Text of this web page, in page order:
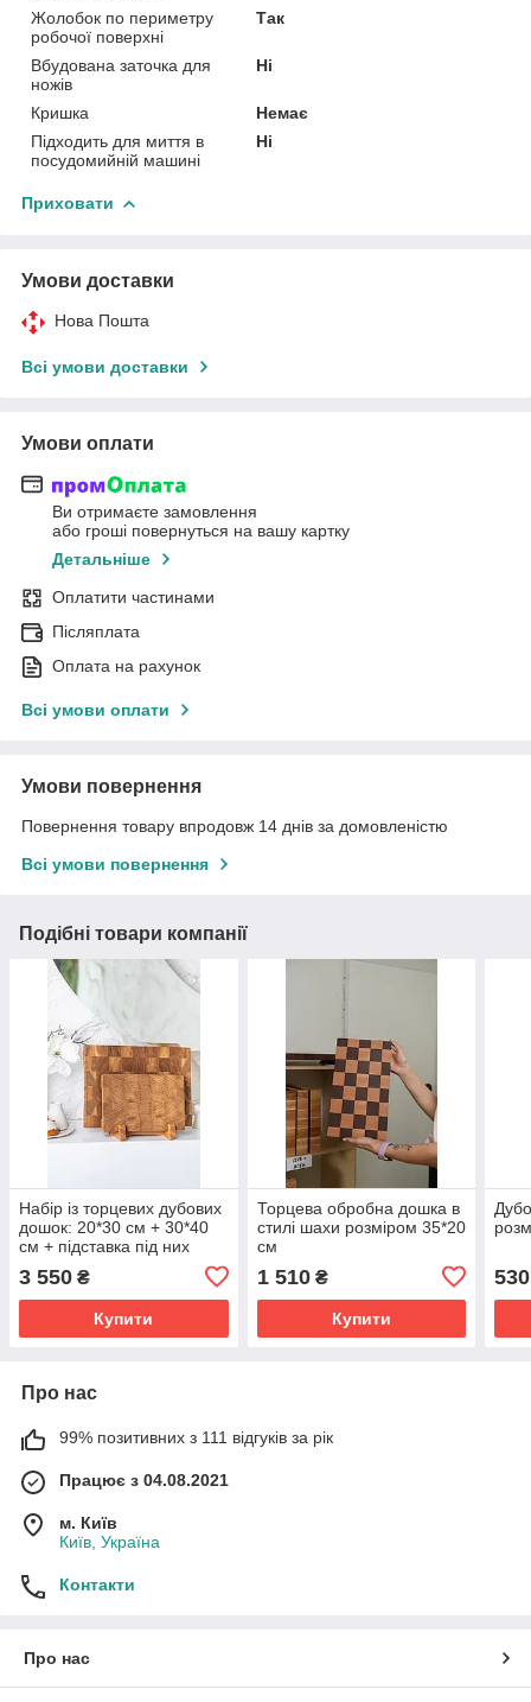
Жолобок по периметру
робочої поверхні
Так
Вбудована заточка для
ножів
Ні
Кришка
Немає
Підходить для миття в
посудомийній машині
Ні
Приховати
Умови доставки
Нова Пошта
Всі умови доставки
Умови оплати
Ви отримаєте замовлення
або гроші повернуться на вашу картку
Детальніше
Оплатити частинами
Післяплата
Оплата на рахунок
Всі умови оплати
Умови повернення
Повернення товару впродовж 14 днів за домовленістю
Всі умови повернення
Подібні товари компанії
Набір із торцевих дубових
дошок: 20*30 см + 30*40
см + підставка під них
3 550 ₴
Купити
Торцева обробна дошка в
стилі шахи розміром 35*20
см
1 510₴
Купити
530
Про нас
99% позитивних з 111 відгуків за рік
Працює з 04.08.2021
м. Київ
Київ, Україна
Контакти
Про нас